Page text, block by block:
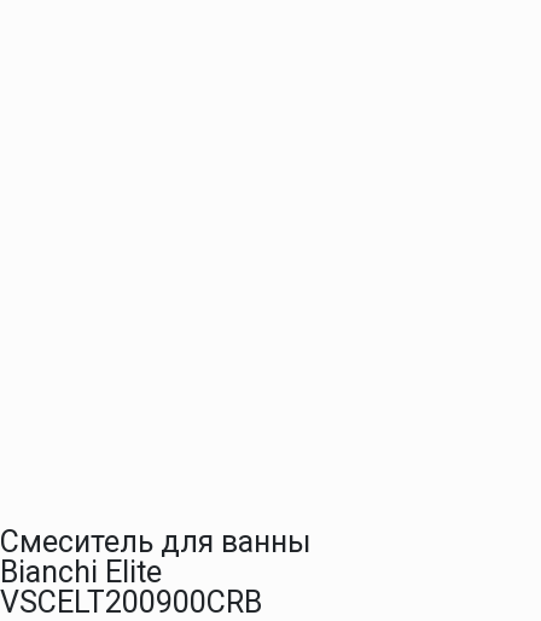
Смеситель для ванны
Bianchi Elite
VSCELT200900CRB